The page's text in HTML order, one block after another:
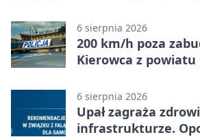
6 sierpnia 2026
200 km/h poza
Kierowca z
6 sierpnia 2026
Upał zagraża
infrastrukturze.